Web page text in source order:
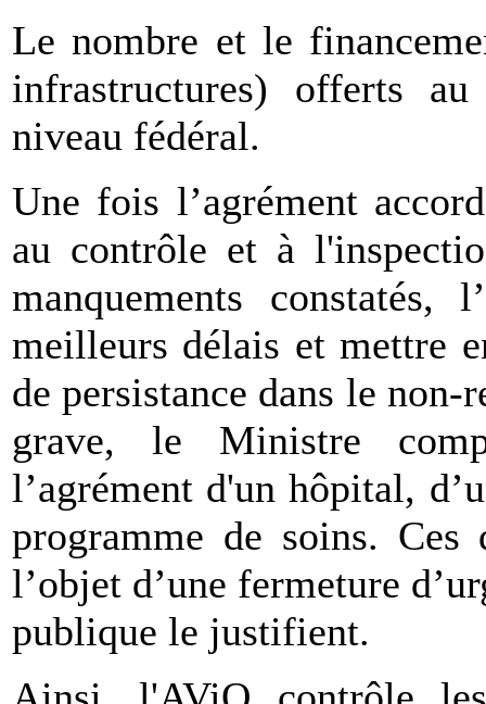
Le nombre et le
infrastructures) offerts
niveau fédéral.
Une fois l’agrément
au contrôle et à
manquements
meilleurs délais et mettre
de persistance dans le
grave, le Ministre
l’agrément d'un hôpital,
programme de soins. Ces
l’objet d’une fermeture
publique le justifient.